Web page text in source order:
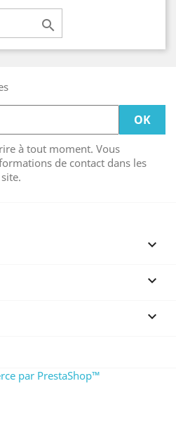

à tout moment. Vous
de contact dans les



par PrestaShop™